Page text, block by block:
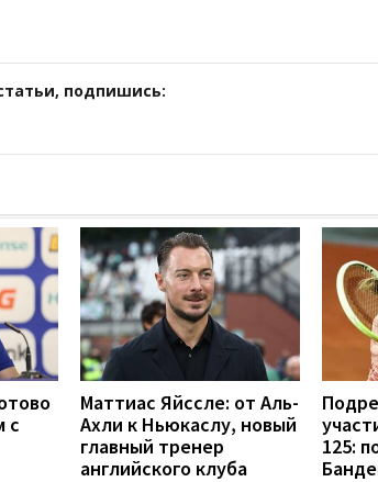
подпишись:
с
Маттиас Яйссле: от Аль-
Ахли к Ньюкаслу, новый
главный тренер
английского клуба
125: